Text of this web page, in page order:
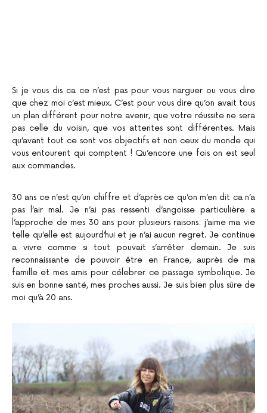
Si je vous dis ca ce n’est pas pour vous narguer ou vous dire
que chez moi c’est mieux. C’est pour vous dire qu’on avait tous
un plan différent pour notre avenir, que votre réussite ne sera
pas celle du voisin, que vos attentes sont différentes. Mais
qu’avant tout ce sont vos objectifs et non ceux du monde qui
vous entourent qui comptent ! Qu’encore une fois on est seul
aux commandes.
30 ans ce n’est qu’un chiffre et d’après ce qu’on m’en dit ca n’a
pas l’air mal. Je n’ai pas ressenti d’angoisse particulière a
l’approche de mes 30 ans pour plusieurs raisons: j’aime ma vie
telle qu’elle est aujourd’hui et je n’ai aucun regret. Je continue
a vivre comme si tout pouvait s’arrêter demain. Je suis
reconnaissante de pouvoir être en France, auprès de ma
famille et mes amis pour célebrer ce passage symbolique. Je
suis en bonne santé, mes proches aussi. Je suis bien plus sûre de
moi qu’à 20 ans.